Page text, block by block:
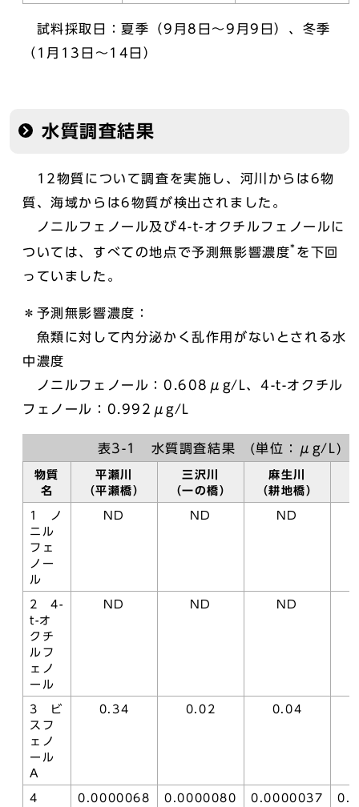
試料採取日：夏季（9月8日～9月9日）、冬季
（1月13日～14日）
水質調査結果
12物質について調査を実施し、河川からは6物
質、海域からは6物質が検出されました。
ノニルフェノール及び4-t-オクチルフェノールに
ついては、すべての地点で予測無影響濃度* を下回
っていました。
＊予測無影響濃度：
魚類に対して内分泌かく乱作用がないとされる水
中濃度
ノニルフェノール：0.608μg/L、4-t-オクチル
フェノール：0.992μg/L
表3-1 水質調査結果 (単位：μg/L)
物質
名
平瀬川
（平瀬橋）
三沢川
（一の橋）
麻生川
（耕地橋）
1 ノ
ニル
フェ
ノー
ル
ND ND ND
2 4-
t-オ
クチ
ルフ
ェノ
ール
ND ND ND
3 ビ
スフ
ェノ
ール
A
0.34 0.02 0.04
4
0.0000068 0.0000080 0.0000037